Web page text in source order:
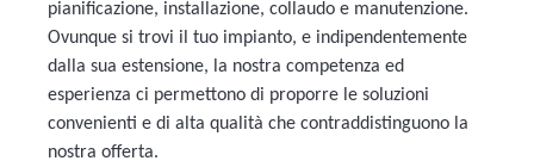
pianificazione, installazione, collaudo e manutenzione.
Ovunque si trovi il tuo impianto, e indipendentemente
dalla sua estensione, la nostra competenza ed
esperienza ci permettono di proporre le soluzioni
convenienti e di alta qualità che contraddistinguono la
nostra offerta.